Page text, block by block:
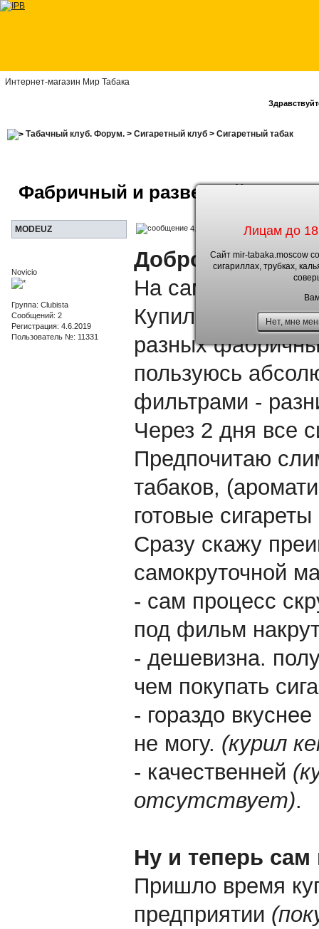
Интернет-магазин Мир Табака
Лицам до
Сайт mir-tabaka.moscow
сигариллах, трубках,
Нет, мне
Табачный клуб. Форум.> Сигаретный клуб> Сигаретный табак
Фабричный и развесной табак.
MODEUZ 4.6.2019, 11:44
Novicio
Группа: Clubista
Сообщений: 2
Регистрация: 4.6.2019
Пользователь №: 11331
Доброго дня.
На самокрутки
Купил
разных
пользуюсь
фильтрами -
Через 2 дня все
Предпочитаю
табаков,
готовые
Сразу скажу
самокруточной
- сам процесс
под фильм
- дешевизна.
чем покупать
- гораздо
не могу. (курил
- качественней
отсутствует).
Ну и теперь сам
Пришло время
предприятии